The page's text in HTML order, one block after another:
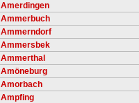
Amerdingen
Ammerbuch
Ammerndorf
Ammersbek
Ammerthal
Amöneburg
Amorbach
Ampfing